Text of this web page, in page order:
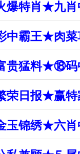
爆特肖★九
中霸王★肉
贵猛料★⑱
荣日报★赢
玉锦绣★六